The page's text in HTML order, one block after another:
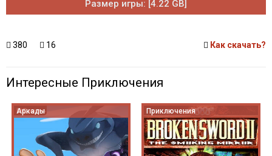
Размер игры: [4.22 GB]
380 16 Как скачать?
Интересные Приключения
Аркады Приключения